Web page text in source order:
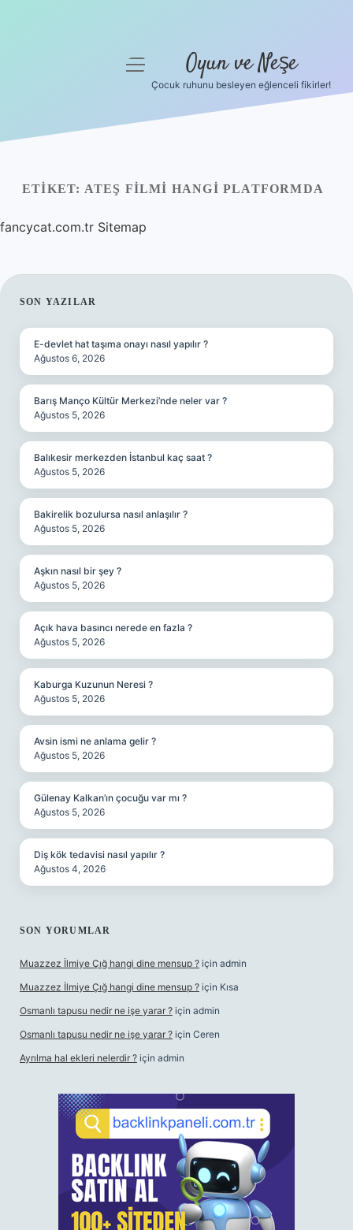
Yasal Uyarı
Hakkımızda
menüyü
Oyun ve Neşe
Çocuk ruhunu besleyen eğlenceli fikirler!
ETIKET: ATEŞ FILMI HANGI PLATFORMDA
fancycat.com.tr Sitemap
SIDEBAR
SON YAZILAR
E-devlet hat taşıma onayı nasıl yapılır ?
Ağustos 6, 2026
Barış Manço Kültür Merkezi’nde neler var ?
Ağustos 5, 2026
Balıkesir merkezden İstanbul kaç saat ?
Ağustos 5, 2026
Bakirelik bozulursa nasıl anlaşılır ?
Ağustos 5, 2026
Aşkın nasıl bir şey ?
Ağustos 5, 2026
Açık hava basıncı nerede en fazla ?
Ağustos 5, 2026
Kaburga Kuzunun Neresi ?
Ağustos 5, 2026
Avsin ismi ne anlama gelir ?
Ağustos 5, 2026
Gülenay Kalkan’ın çocuğu var mı ?
Ağustos 5, 2026
Diş kök tedavisi nasıl yapılır ?
Ağustos 4, 2026
SON YORUMLAR
Muazzez İlmiye Çığ hangi dine mensup ? için admin
Muazzez İlmiye Çığ hangi dine mensup ? için Kısa
Osmanlı tapusu nedir ne işe yarar ? için admin
Osmanlı tapusu nedir ne işe yarar ? için Ceren
Ayrılma hal ekleri nelerdir ? için admin